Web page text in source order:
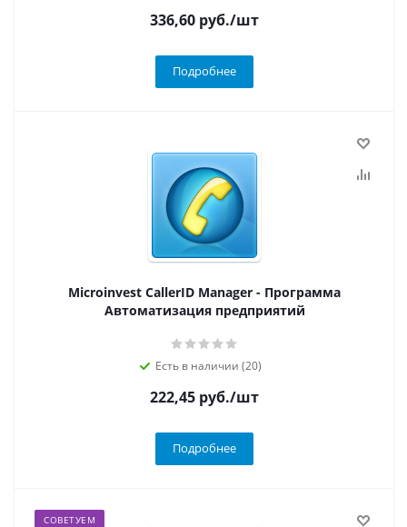
336,60 руб./шт
Подробнее
Microinvest CallerID Manager - Программа
Автоматизация предприятий
Есть в наличии (20)
222,45 руб./шт
Подробнее
СОВЕТУЕМ